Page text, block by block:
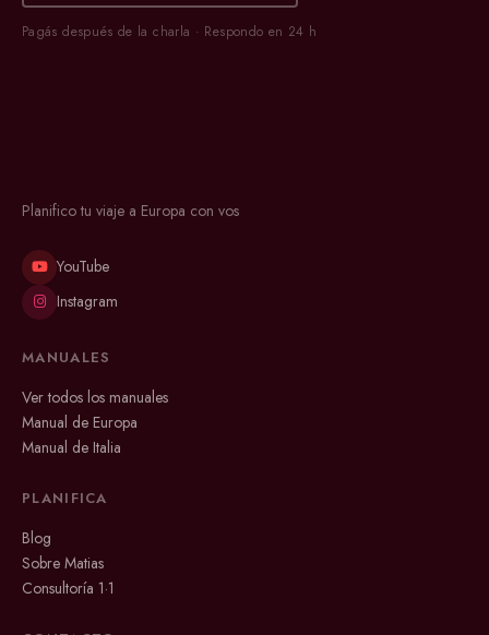
Pagás después de la charla · Respondo en 24 h
Planifico tu viaje a Europa con vos
YouTube
Instagram
MANUALES
Ver todos los manuales
Manual de Europa
Manual de Italia
PLANIFICA
Blog
Sobre Matias
Consultoría 1·1